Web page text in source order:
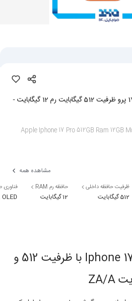
گوشی موبایل اپل مدل آیفون 17 پرو ظرفیت 512 گیگابایت رم 12 گیگابایت -
Apple Iphone 17 Pro 512GB Ram 12GB
مشاهده همه
ظرفیت حافظه داخلی
512 گیگابایت
حافظه رم RAM
12 گیگابایت
آیفون 17 پرو Iphone 17 Pro با ظرفیت 512 و